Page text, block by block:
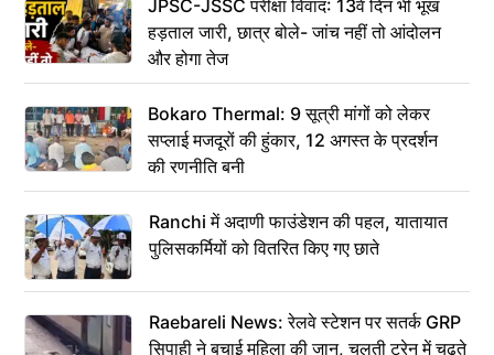
JPSC-JSSC परीक्षा विवाद: 13वें दिन भी भूख
हड़ताल जारी, छात्र बोले- जांच नहीं तो आंदोलन
और होगा तेज
Bokaro Thermal: 9 सूत्री मांगों को लेकर
सप्लाई मजदूरों की हुंकार, 12 अगस्त के प्रदर्शन
की रणनीति बनी
Ranchi में अदाणी फाउंडेशन की पहल, यातायात
पुलिसकर्मियों को वितरित किए गए छाते
Raebareli News: रेलवे स्टेशन पर सतर्क GRP
सिपाही ने बचाई महिला की जान, चलती ट्रेन में चढ़ते